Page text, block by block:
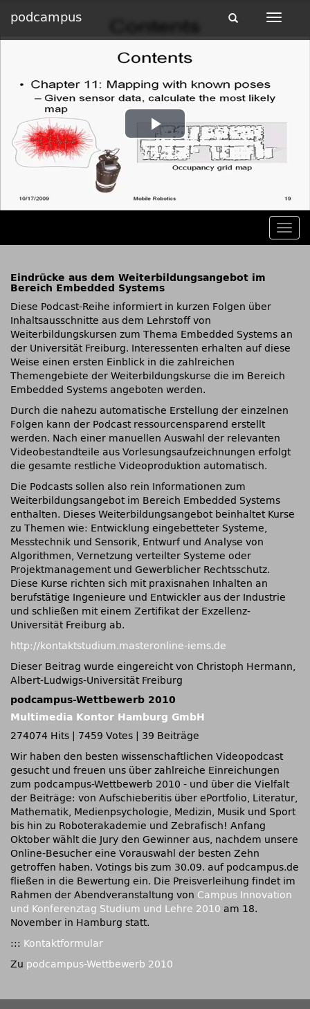
podcampus
Toggle
Toggle
Play
Video
Eindrücke aus dem Weiterbildungsangebot im
Bereich Embedded Systems
Diese Podcast-Reihe informiert in kurzen Folgen über
Inhaltsausschnitte aus dem Lehrstoff von
Weiterbildungskursen zum Thema Embedded Systems an
der Universität Freiburg. Interessenten erhalten auf diese
Weise einen ersten Einblick in die zahlreichen
Themengebiete der Weiterbildungskurse die im Bereich
Embedded Systems angeboten werden.
Durch die nahezu automatische Erstellung der einzelnen
Folgen kann der Podcast ressourcensparend erstellt
werden. Nach einer manuellen Auswahl der relevanten
Videobestandteile aus Vorlesungsaufzeichnungen erfolgt
die gesamte restliche Videoproduktion automatisch.
Die Podcasts sollen also rein Informationen zum
Weiterbildungsangebot im Bereich Embedded Systems
enthalten. Dieses Weiterbildungsangebot beinhaltet Kurse
zu Themen wie: Entwicklung eingebetteter Systeme,
Messtechnik und Sensorik, Entwurf und Analyse von
Algorithmen, Vernetzung verteilter Systeme oder
Projektmanagement und Gewerblicher Rechtsschutz.
Diese Kurse richten sich mit praxisnahen Inhalten an
berufstätige Ingenieure und Entwickler aus der Industrie
und schließen mit einem Zertifikat der Exzellenz-
Universität Freiburg ab.
http://kontaktstudium.masteronline-iems.de
Dieser Beitrag wurde eingereicht von Christoph Hermann,
Albert-Ludwigs-Universität Freiburg
podcampus-Wettbewerb 2010
Multimedia Kontor Hamburg GmbH
274074 Hits
7459 Votes
39 Beiträge
Wir haben den besten wissenschaftlichen Videopodcast
gesucht und freuen uns über zahlreiche Einreichungen
zum podcampus-Wettbewerb 2010 - und über die Vielfalt
der Beiträge: von Aufschieberitis über ePortfolio, Literatur,
Mathematik, Medienpsychologie, Medizin, Musik und Sport
bis hin zu Roboterakademie und Zebrafisch! Anfang
Oktober wählt die Jury den Gewinner aus, nachdem unsere
Online-Besucher eine Vorauswahl der besten Zehn
getroffen haben. Votings bis zum 30.09. auf podcampus.de
fließen in die Bewertung ein. Die Preisverleihung findet im
Rahmen der Abendveranstaltung von Campus Innovation
und Konferenztag Studium und Lehre 2010 am 18.
November in Hamburg statt.
::: Kontaktformular
Zu podcampus-Wettbewerb 2010